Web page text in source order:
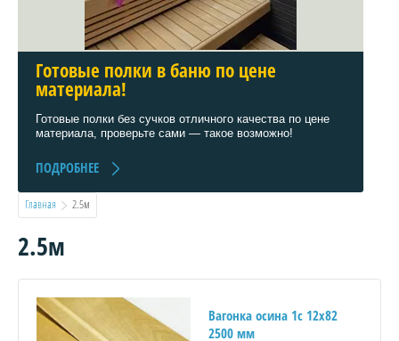
Готовые полки в баню по цене
материала!
Готовые полки без сучков отличного качества по цене
материала, проверьте сами — такое возможно!
ПОДРОБНЕЕ
Главная
  2.5м
2.5м
Вагонка осина 1с 12х82
2500 мм